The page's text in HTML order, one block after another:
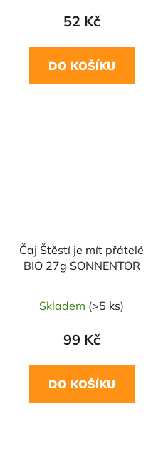
52 Kč
DO KOŠÍKU
Čaj Štěstí je mít přátelé
BIO 27g SONNENTOR
Skladem (>5 ks)
99 Kč
DO KOŠÍKU